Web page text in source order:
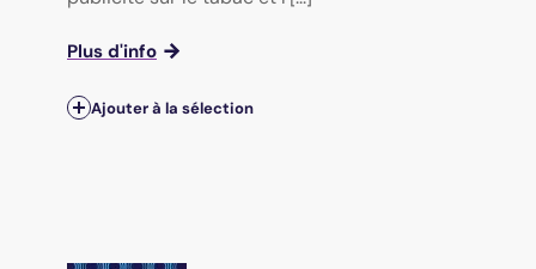
Plus d'info
Ajouter à la sélection